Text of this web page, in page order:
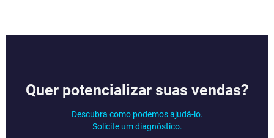
Quer potencializar suas vendas?
Descubra como podemos ajudá-lo.
Solicite um diagnóstico.